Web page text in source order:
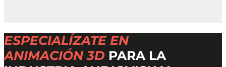
ESPECIALÍZATE EN
ANIMACIÓN 3D PARA LA